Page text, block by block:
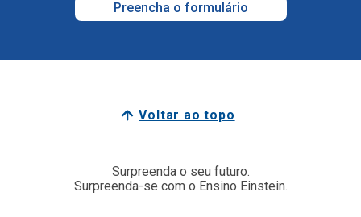
Preencha o formulário
Voltar ao topo
Surpreenda o seu futuro.
Surpreenda-se com o Ensino Einstein.